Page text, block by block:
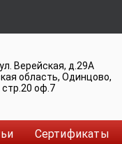
ул. Верейская, д.29А
область, Одинцово,
стр.20 оф.7
Сертификаты